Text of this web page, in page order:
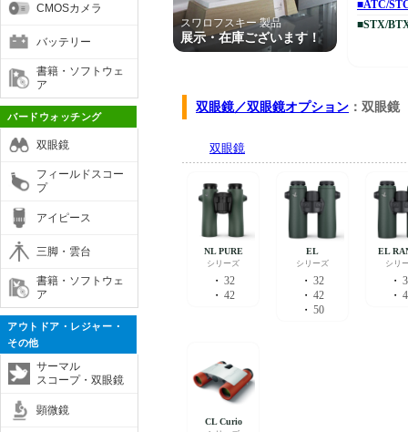
CMOSカメラ
バッテリー
書籍・ソフトウェ
ア
バードウォッチング
双眼鏡
フィールドスコー
プ
アイピース
三脚・雲台
書籍・ソフトウェ
ア
アウトドア・レジャー・
その他
サーマル
スコープ・双眼鏡
顕微鏡